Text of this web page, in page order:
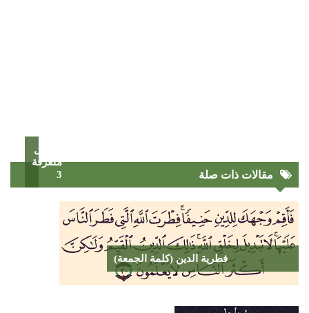
مقالات ذات صلة
فطرية الدين (كلمة الجمعة)
مسائل
متفرقة
3